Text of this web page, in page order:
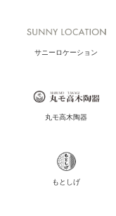
サニーロケーション
丸モ高木陶器
もとしげ